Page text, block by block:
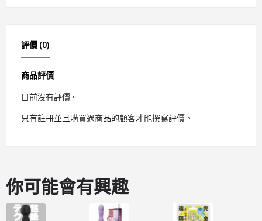
評價 (0)
商品評價
目前沒有評價。
只有註冊並且購買過商品的顧客才能撰寫評價。
你可能會有興趣